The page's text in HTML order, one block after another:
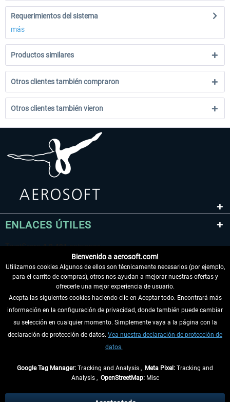
Requerimientos del sistema
más
Productos similares
Otros clientes también compraron
Otros clientes también vieron
ENLACES ÚTILES
DESISTIR DEL CONTRATO
INFORMACIÓN
Bienvenido a aerosoft.com!
Utilizamos cookies Algunos de ellos son técnicamente necesarios (por ejemplo,
para el carrito de compras), otros nos ayudan a mejorar nuestras ofertas y
ofrecerle una mejor experiencia de usuario.
Acepta las siguientes cookies haciendo clic en Aceptar todo. Encontrará más
información en la configuración de privacidad, donde también puede cambiar
su selección en cualquier momento. Simplemente vaya a la página con la
declaración de protección de datos. Vea nuestra declaración de protección de
datos.
Google Tag Manager: Tracking and Analysis , Meta Pixel: Tracking and
Analysis , OpenStreetMap:Misc